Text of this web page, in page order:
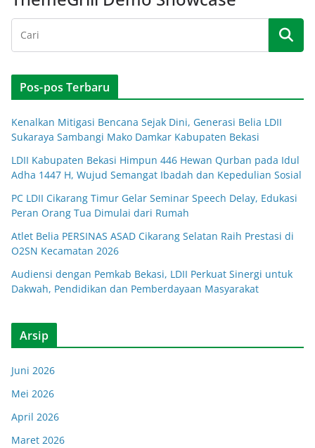
Pos-pos Terbaru
Kenalkan Mitigasi Bencana Sejak Dini, Generasi Belia LDII
Sukaraya Sambangi Mako Damkar Kabupaten Bekasi
LDII Kabupaten Bekasi Himpun 446 Hewan Qurban pada Idul
Adha 1447 H, Wujud Semangat Ibadah dan Kepedulian Sosial
PC LDII Cikarang Timur Gelar Seminar Speech Delay, Edukasi
Peran Orang Tua Dimulai dari Rumah
Atlet Belia PERSINAS ASAD Cikarang Selatan Raih Prestasi di
O2SN Kecamatan 2026
Audiensi dengan Pemkab Bekasi, LDII Perkuat Sinergi untuk
Dakwah, Pendidikan dan Pemberdayaan Masyarakat
Arsip
Juni 2026
Mei 2026
April 2026
Maret 2026